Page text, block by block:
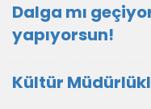
Dalga mı
yapıyorsun!
Kültür